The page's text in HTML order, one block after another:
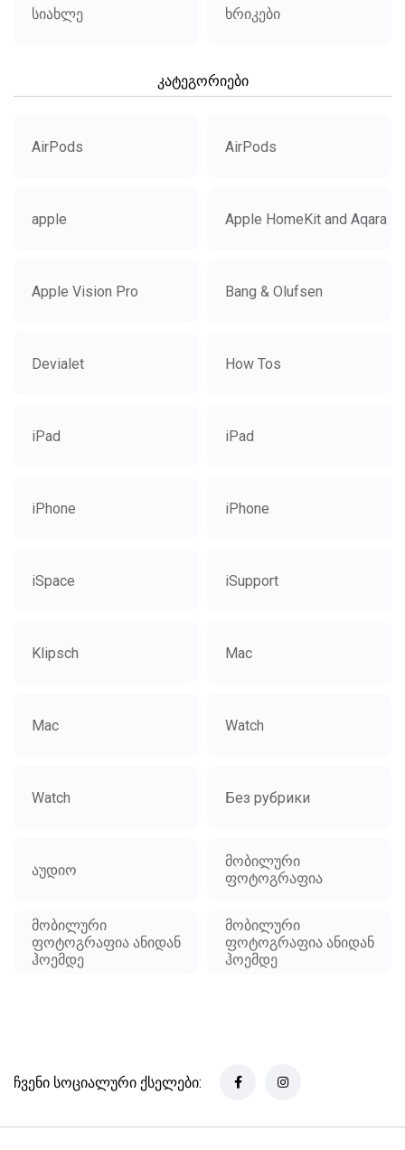
სიახლე ხრიკები
კატეგორიები
AirPods AirPods
apple Apple HomeKit and Aqara
Apple Vision Pro Bang & Olufsen
Devialet How Tos
iPad iPad
iPhone iPhone
iSpace iSupport
Klipsch Mac
Mac Watch
Watch Без рубрики
აუდიო
მობილური
ფოტოგრაფია
მობილური
ფოტოგრაფია ანიდან
ჰოემდე
მობილური
ფოტოგრაფია ანიდან
ჰოემდე
ჩვენი სოციალური ქსელები: